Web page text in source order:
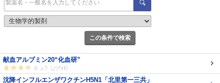
この条件で検索
献血アルブミン20“化血研”
沈降インフルエンザワクチンH5N1「北里第一三共」